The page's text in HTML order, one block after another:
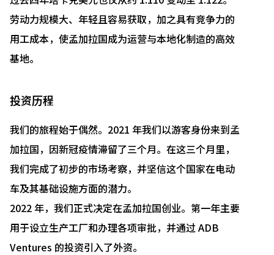
劳动力规模大、年轻且容易获取，加之具有竞争力的
用工成本，使孟加拉国成为运营与本地化制造的高效
基地。
投资历程
我们的旅程始于偶然。2021 年我们以游客身份来到孟
加拉国，因新冠疫情滞留了三个月。在这三个月里，
我们完成了初步的市场考察，并坚信这个国家在电动
车及其基础设施方面的潜力。
2022 年，我们正式决定在孟加拉国创业。第一年主要
用于设立生产工厂和办理各项审批，并通过 ADB
Ventures 的投资引入了外资。